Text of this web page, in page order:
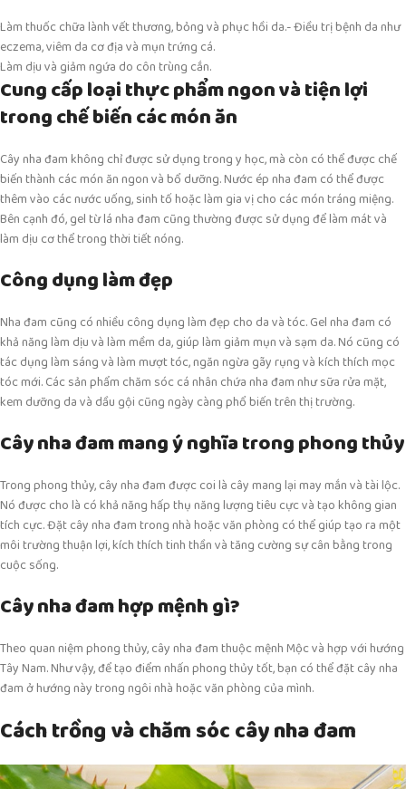
Làm thuốc chữa lành vết thương, bỏng và phục hồi da.- Điều trị bệnh da như
eczema, viêm da cơ địa và mụn trứng cá.
Làm dịu và giảm ngứa do côn trùng cắn.
Cung cấp loại thực phẩm ngon và tiện lợi
trong chế biến các món ăn
Cây nha đam không chỉ được sử dụng trong y học, mà còn có thể được chế
biến thành các món ăn ngon và bổ dưỡng. Nước ép nha đam có thể được
thêm vào các nước uống, sinh tố hoặc làm gia vị cho các món tráng miệng.
Bên cạnh đó, gel từ lá nha đam cũng thường được sử dụng để làm mát và
làm dịu cơ thể trong thời tiết nóng.
Công dụng làm đẹp
Nha đam cũng có nhiều công dụng làm đẹp cho da và tóc. Gel nha đam có
khả năng làm dịu và làm mềm da, giúp làm giảm mụn và sạm da. Nó cũng có
tác dụng làm sáng và làm mượt tóc, ngăn ngừa gãy rụng và kích thích mọc
tóc mới. Các sản phẩm chăm sóc cá nhân chứa nha đam như sữa rửa mặt,
kem dưỡng da và dầu gội cũng ngày càng phổ biến trên thị trường.
Cây nha đam mang ý nghĩa trong phong thủy
Trong phong thủy, cây nha đam được coi là cây mang lại may mắn và tài lộc.
Nó được cho là có khả năng hấp thụ năng lượng tiêu cực và tạo không gian
tích cực. Đặt cây nha đam trong nhà hoặc văn phòng có thể giúp tạo ra một
môi trường thuận lợi, kích thích tinh thần và tăng cường sự cân bằng trong
cuộc sống.
Cây nha đam hợp mệnh gì?
Theo quan niệm phong thủy, cây nha đam thuộc mệnh Mộc và hợp với hướng
Tây Nam. Như vậy, để tạo điểm nhấn phong thủy tốt, bạn có thể đặt cây nha
đam ở hướng này trong ngôi nhà hoặc văn phòng của mình.
Cách trồng và chăm sóc cây nha đam